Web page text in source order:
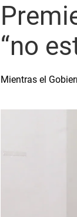
“no
Mientras el